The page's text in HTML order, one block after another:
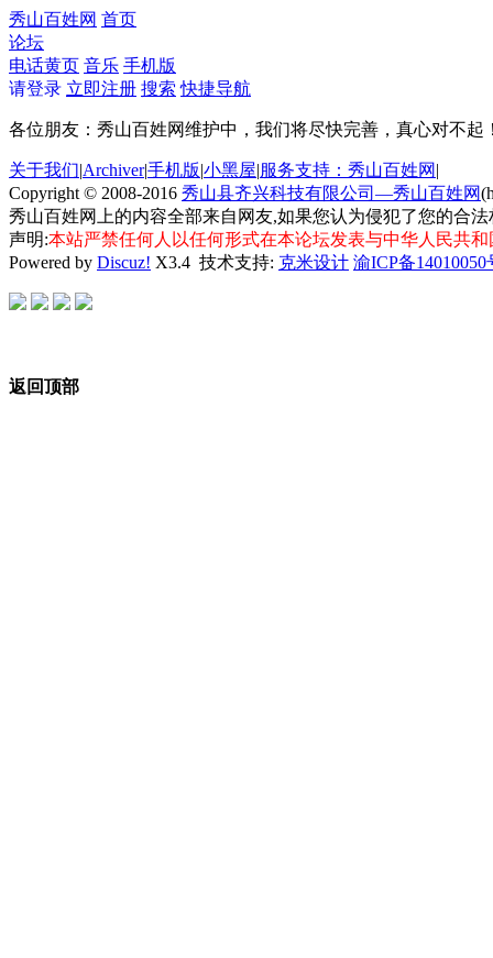
秀山百姓网 首页
论坛
电话黄页 音乐 手机版
请登录 立即注册 搜索 快捷导航
各位朋友：秀山百姓网维护中，我们将尽快完善，真心对不起
关于我们|Archiver|手机版|小黑屋|服务支持：秀山百姓网 |
Copyright © 2008-2016 秀山县齐兴科技有限公司—秀山百姓网
秀山百姓网上的内容全部来自网友,如果您认为侵犯了您的合
声明:本站严禁任何人以任何形式在本论坛发表与中华人民共
Powered by Discuz! X3.4 技术支持: 克米设计 渝ICP备14010050
返回顶部